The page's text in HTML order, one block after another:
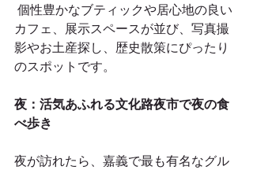
カフェ、展示スペースが並び、写真撮
影やお土産探し、歴史散策にぴったり
のスポットです。
夜：活気あふれる文化路夜市で夜の食
べ歩き
夜が訪れたら、嘉義で最も有名なグル